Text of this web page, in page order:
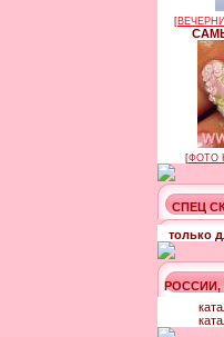
[
[ФОТО
СПЕЦ
только